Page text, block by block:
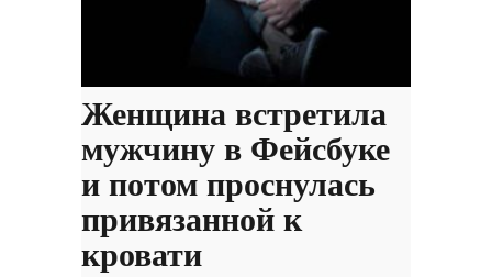
Женщина встретила
мужчину в Фейсбуке
и потом проснулась
привязанной к
кровати